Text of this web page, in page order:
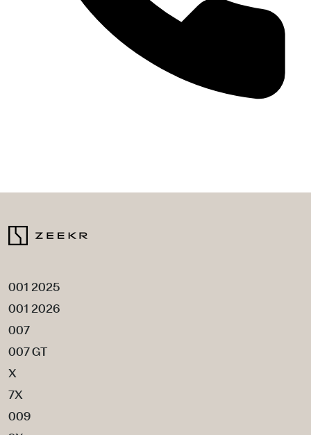
001 2025
001 2026
007
007 GT
X
7X
009